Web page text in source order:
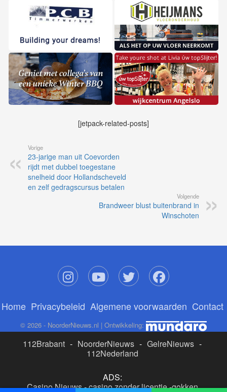
[jetpack-related-posts]
Vorige
23-jarige man uit Coevorden
rijdt met dubbel toegestane
snelheid door Hollandscheveld
en zelf gedragscursus betalen
Volgende
Brandweer blust buitenbrand in
Winschoten
Home Privacybeleid Algemene voorwaarden Contact
© 2026 - NoorderNieuws.nl | Ontwikkeling:
112Brabant - NoorderNieuws - GelreNieuws -
112Nederland
ADS:
Casino Nieuws-casino zonder licentie-gokken